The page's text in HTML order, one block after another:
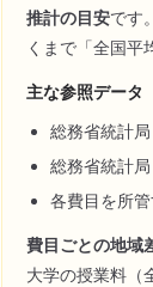
推計の目安です
くまで「全国平
主な参照データ
総務省統計
総務省統計
各費目を所
費目ごとの地域
大学の授業料（